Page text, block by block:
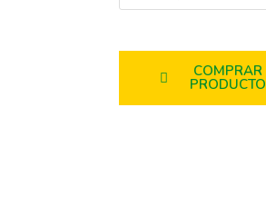
COMPRAR
PRODUCTO